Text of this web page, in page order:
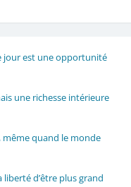
jour est une opportunité
une richesse intérieure
même quand le monde
liberté d’être plus grand